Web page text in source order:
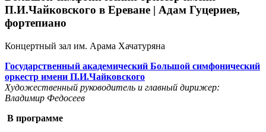
П.И.Чайковского в Ереване | Адам Гуцериев,
фортепиано
Концертный зал им. Арама Хачатуряна
Государственный академический Большой симфонический
оркестр имени П.И.Чайковского
Художественный руководитель и главный дирижер:
Владимир Федосеев
В программе